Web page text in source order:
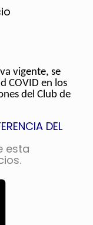
vigente, se
COVID en los
del Club de
DEL
esta